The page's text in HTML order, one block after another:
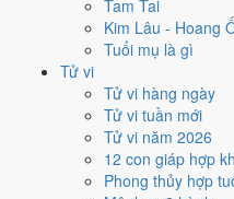
Tam Tai
Kim Lâu - Hoang
Tuổi mụ là gì
Tử vi
Tử vi hàng ngày
Tử vi tuần mới
Tử vi năm 2026
12 con giáp hợp
Phong thủy hợp
năm Nhâm Ngọđếntháng 12
tháng nhuận âmnên âm và
Năm 2003 có
9 ngày. Ít nhất là tháng 12, chỉ 5
Các mốc lớn rơi vào:Ông Công
Lễ Vu Lan 12/8,Tết Trung Thu
12 tháng theo số ngày tốt, còn